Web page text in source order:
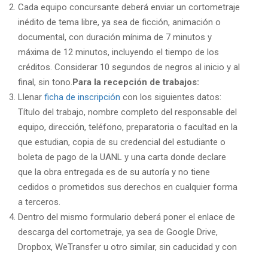
Cada equipo concursante deberá enviar un cortometraje
inédito de tema libre, ya sea de ficción, animación o
documental, con duración mínima de 7 minutos y
máxima de 12 minutos, incluyendo el tiempo de los
créditos. Considerar 10 segundos de negros al inicio y al
final, sin tono.Para la recepción de trabajos:
Llenar ficha de inscripción con los siguientes datos:
Título del trabajo, nombre completo del responsable del
equipo, dirección, teléfono, preparatoria o facultad en la
que estudian, copia de su credencial del estudiante o
boleta de pago de la UANL y una carta donde declare
que la obra entregada es de su autoría y no tiene
cedidos o prometidos sus derechos en cualquier forma
a terceros.
Dentro del mismo formulario deberá poner el enlace de
descarga del cortometraje, ya sea de Google Drive,
Dropbox, WeTransfer u otro similar, sin caducidad y con